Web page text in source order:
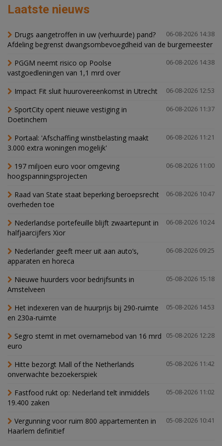
Laatste nieuws
06-08-2026 14:38
Drugs aangetroffen in uw (verhuurde) pand?
Afdeling begrenst dwangsombevoegdheid van de burgemeester
06-08-2026 14:38
PGGM neemt risico op Poolse
vastgoedleningen van 1,1 mrd over
06-08-2026 12:53
Impact Fit sluit huurovereenkomst in Utrecht
06-08-2026 11:37
SportCity opent nieuwe vestiging in
Doetinchem
06-08-2026 11:21
Portaal: 'Afschaffing winstbelasting maakt
3.000 extra woningen mogelijk'
06-08-2026 11:00
197 miljoen euro voor omgeving
hoogspanningsprojecten
06-08-2026 10:47
Raad van State staat beperking beroepsrecht
overheden toe
06-08-2026 10:24
Nederlandse portefeuille blijft zwaartepunt in
halfjaarcijfers Xior
06-08-2026 09:25
Nederlander geeft meer uit aan auto’s,
apparaten en horeca
05-08-2026 15:18
Nieuwe huurders voor bedrijfsunits in
Amstelveen
05-08-2026 14:53
Het indexeren van de huurprijs bij 290-ruimte
en 230a-ruimte
05-08-2026 12:28
Segro stemt in met overnamebod van 16 mrd
euro
05-08-2026 11:42
Hitte bezorgt Mall of the Netherlands
onverwachte bezoekerspiek
05-08-2026 11:02
Fastfood rukt op: Nederland telt inmiddels
19.400 zaken
05-08-2026 10:41
Vergunning voor ruim 800 appartementen in
Haarlem definitief